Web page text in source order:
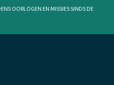
oorlogen en missies sinds de